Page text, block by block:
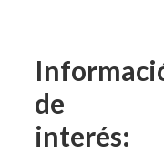
de
interés: